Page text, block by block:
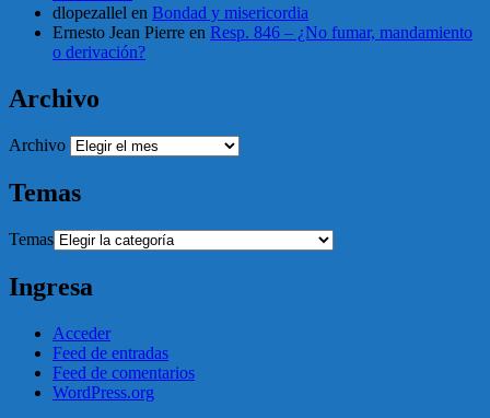
dlopezallel en Bondad y misericordia
Ernesto Jean Pierre en Resp. 846 – ¿No fumar, mandamiento
o derivación?
Archivo
Archivo
Temas
Temas
Ingresa
Acceder
Feed de entradas
Feed de comentarios
WordPress.org